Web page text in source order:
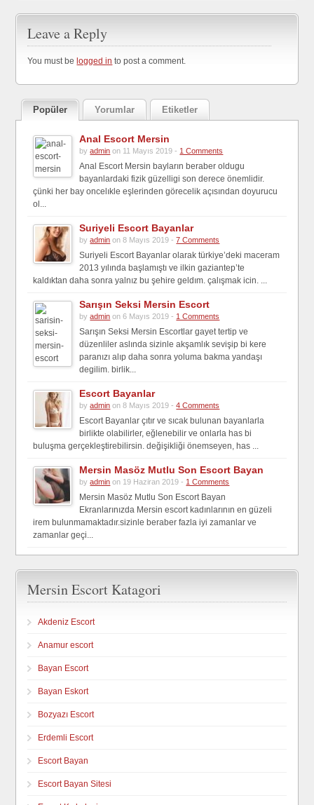
Leave a Reply
You must belogged in to post a comment.
Popüler Yorumlar Etiketler
Anal Escort Mersin
byadmin on 11 Mayıs 2019 - 1 Comments
Anal Escort Mersin bayların beraber oldugu
bayanlardaki fizik güzelligi son derece önemlidir.
çünki her bay oncelıkle eşlerinden görecelik açısından doyurucu
ol...
Suriyeli Escort Bayanlar
byadmin on 8 Mayıs 2019 -7 Comments
Suriyeli Escort Bayanlar olarak türkiye’deki maceram
2013 yılında başlamıştı ve ilkin gaziantep’te
kaldıktan daha sonra yalnız bu şehire geldım. çalışmak icin. ...
Sarışın Seksi Mersin Escort
byadmin on 6 Mayıs 2019 - 1 Comments
Sarışın Seksi Mersin Escortlar gayet tertip ve
düzenliler aslında sizinle akşamlık sevişip bi kere
paranızı alıp daha sonra yoluma bakma yandaşı
degilim. birlik...
Escort Bayanlar
byadmin on 8 Mayıs 2019 -4 Comments
Escort Bayanlar çıtır ve sıcak bulunan bayanlarla
birlikte olabilirler, eğlenebilir ve onlarla has bi
buluşma gerçekleştirebilirsin. değişikliği önemseyen, has ...
Mersin Masöz Mutlu Son Escort Bayan
byadmin on 19 Haziran 2019 - 1 Comments
Mersin Masöz Mutlu Son Escort Bayan
Ekranlarınızda Mersin escort kadınlarının en güzeli
irem bulunmamaktadır.sizinle beraber fazla iyi zamanlar ve
zamanlar geçi...
Mersin Escort Katagori
Akdeniz Escort
Anamur escort
Bayan Escort
Bayan Eskort
Bozyazı Escort
Erdemli Escort
Escort Bayan
Escort Bayan Sitesi